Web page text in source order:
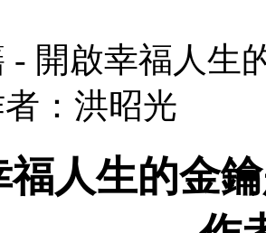
- 開啟幸福人生
洪昭光
福人生的金